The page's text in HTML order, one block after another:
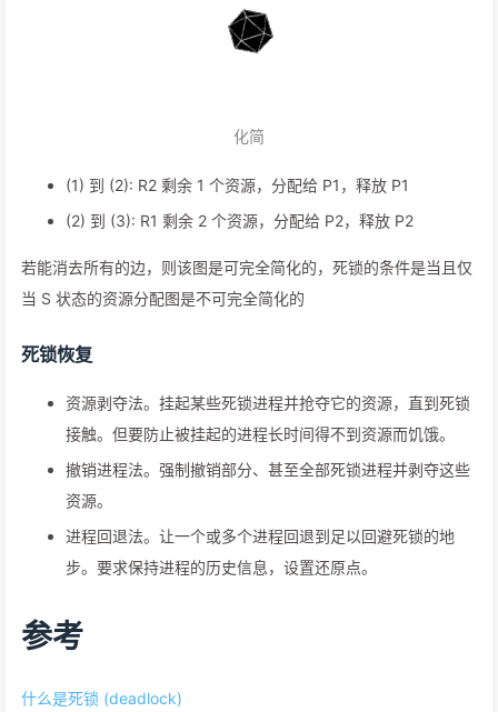
化简
(1) 到 (2): R2 剩余 1 个资源，分配给 P1，释放 P1
(2) 到 (3): R1 剩余 2 个资源，分配给 P2，释放 P2
若能消去所有的边，则该图是可完全简化的，死锁的条件是当且仅
当 S 状态的资源分配图是不可完全简化的
死锁恢复
资源剥夺法。挂起某些死锁进程并抢夺它的资源，直到死锁
接触。但要防止被挂起的进程长时间得不到资源而饥饿。
撤销进程法。强制撤销部分、甚至全部死锁进程并剥夺这些
资源。
进程回退法。让一个或多个进程回退到足以回避死锁的地
步。要求保持进程的历史信息，设置还原点。
参考
什么是死锁 (deadlock)